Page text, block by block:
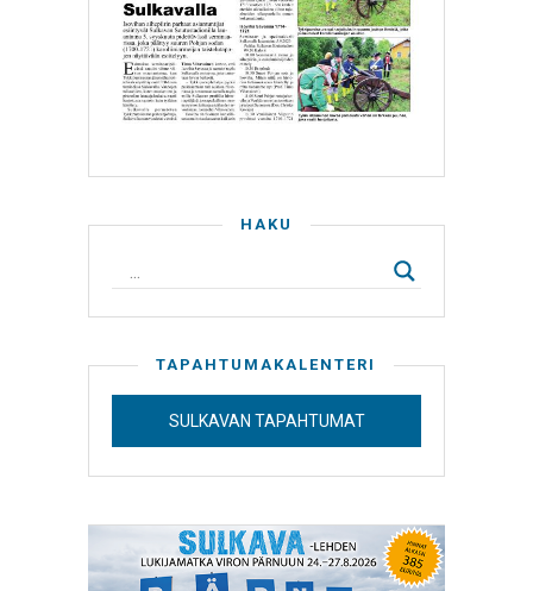
HAKU
TAPAHTUMAKALENTERI
SULKAVAN TAPAHTUMAT